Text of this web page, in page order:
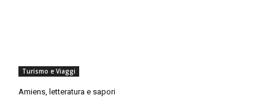
Turismo e Viaggi
Amiens, letteratura e sapori